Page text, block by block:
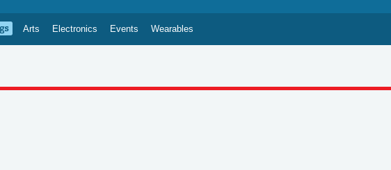
Arts Electronics Events Wearables